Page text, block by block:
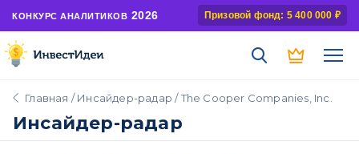
КОНКУРС АНАЛИТИКОВ 2026 Призовой фонд: 5 400 000 ₽
Главная /Инсайдер-радар / The Cooper Companies, Inc.
Инсайдер-радар